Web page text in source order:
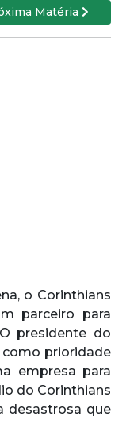
Matéria
o Corinthians
parceiro para
presidente do
como prioridade
empresa para
do Corinthians
desastrosa que